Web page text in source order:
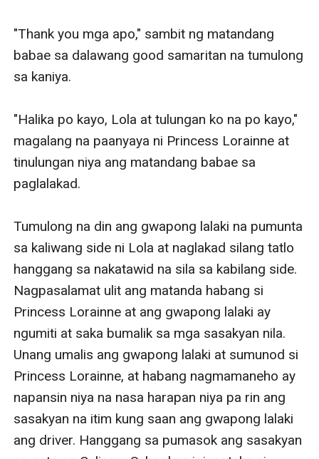
"Thank you mga apo," sambit ng matandang
babae sa dalawang good samaritan na tumulong
sa kaniya.
"Halika po kayo, Lola at tulungan ko na po kayo,"
magalang na paanyaya ni Princess Lorainne at
tinulungan niya ang matandang babae sa
paglalakad.
Tumulong na din ang gwapong lalaki na pumunta
sa kaliwang side ni Lola at naglakad silang tatlo
hanggang sa nakatawid na sila sa kabilang side.
Nagpasalamat ulit ang matanda habang si
Princess Lorainne at ang gwapong lalaki ay
ngumiti at saka bumalik sa mga sasakyan nila.
Unang umalis ang gwapong lalaki at sumunod si
Princess Lorainne, at habang nagmamaneho ay
napansin niya na nasa harapan niya pa rin ang
sasakyan na itim kung saan ang gwapong lalaki
ang driver. Hanggang sa pumasok ang sasakyan